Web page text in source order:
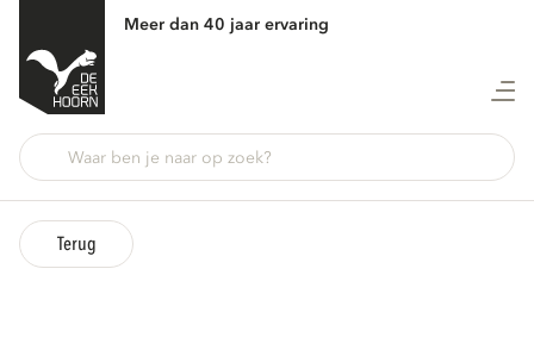
Meer dan 40 jaar ervaring
Terug